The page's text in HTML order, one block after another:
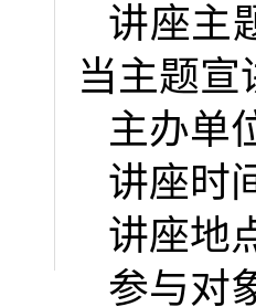
讲座主
当主题宣
主办单
讲座时
讲座地
参与对